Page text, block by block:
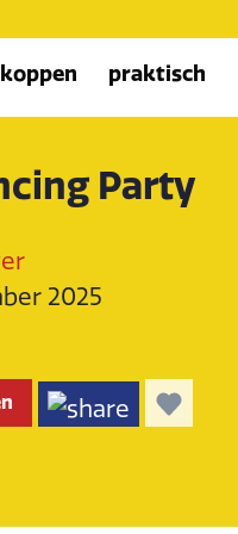
praktisch
Party
2025